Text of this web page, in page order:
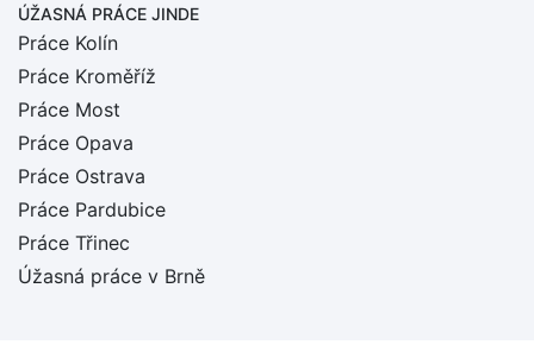
ÚŽASNÁ PRÁCE JINDE
Práce Kolín
Práce Kroměříž
Práce Most
Práce Opava
Práce Ostrava
Práce Pardubice
Práce Třinec
Úžasná práce v Brně